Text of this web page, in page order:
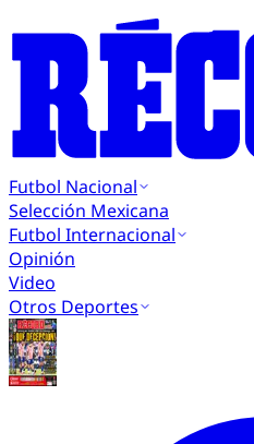
Futbol Nacional
Selección Mexicana
Futbol Internacional
Opinión
Video
Otros Deportes